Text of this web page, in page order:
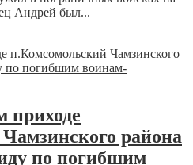
Андрей был...
приходе
района
по погибшим